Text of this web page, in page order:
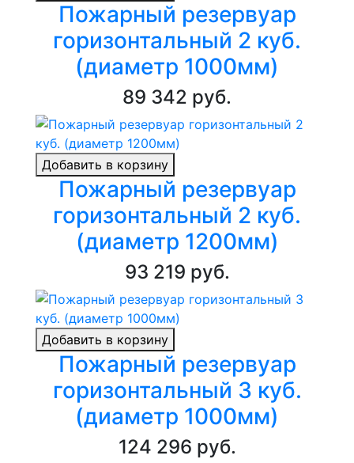
Пожарный резервуар
горизонтальный 2 куб.
(диаметр 1000мм)
89 342 руб.
Добавить в корзину
Пожарный резервуар
горизонтальный 2 куб.
(диаметр 1200мм)
93 219 руб.
Добавить в корзину
Пожарный резервуар
горизонтальный 3 куб.
(диаметр 1000мм)
124 296 руб.